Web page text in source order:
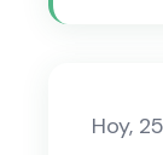
Hoy,